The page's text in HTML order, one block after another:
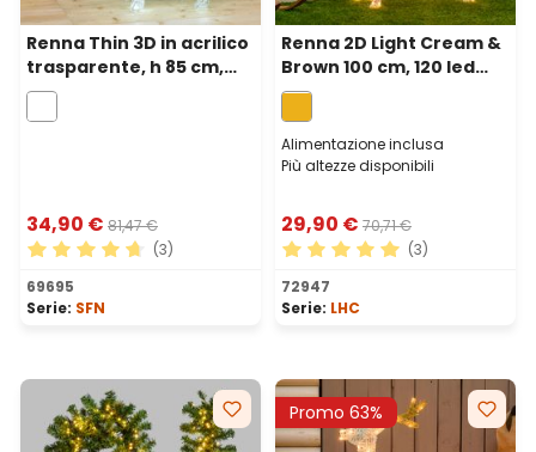
Renna Thin 3D in acrilico
trasparente, h 85 cm,
180 led bianco freddo
34,90 € 81,47 €
Valutazione media di 4.67 su 5 stelle
(3)
69695
Serie: SFN
Renna 2D Light Cream &
Brown 100 cm, 120 led
bianco extra caldo
Alimentazione inclusa
Più altezze disponibili
29,90 € 70,71 €
Valutazione media di 5 su
(3)
72947
Serie: LHC
Promo 63%